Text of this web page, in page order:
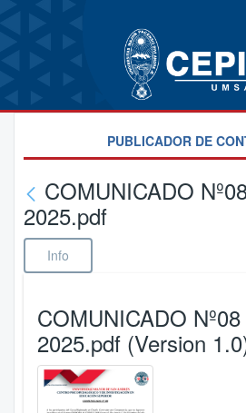
PUBLICADOR DE
COMUNICADO
2025.pdf
Info
COMUNICADO
2025.pdf (Version